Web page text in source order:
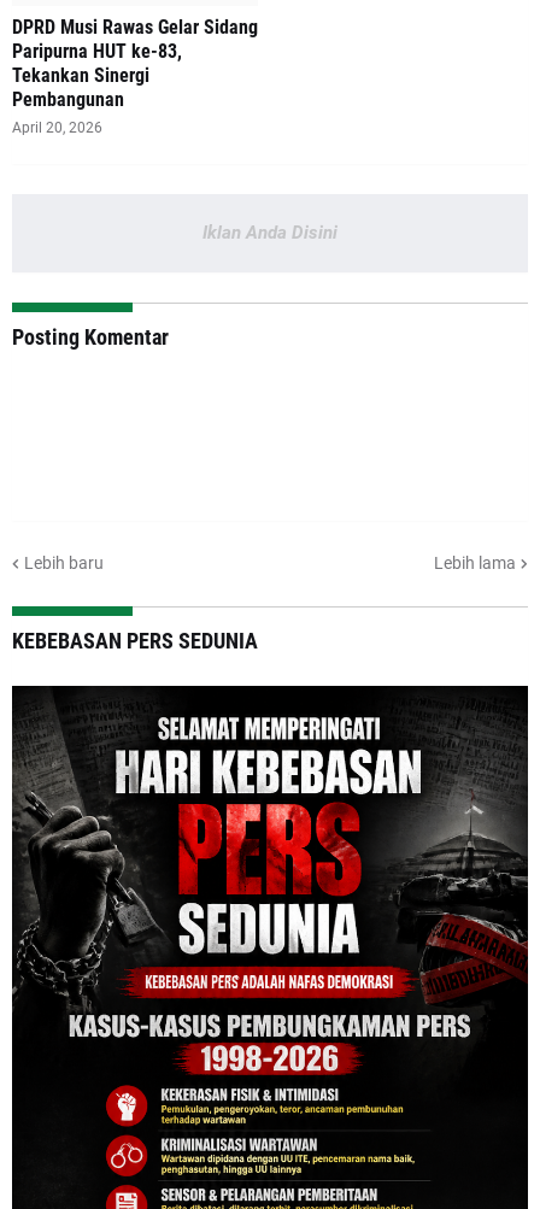
DPRD Musi Rawas Gelar Sidang
Paripurna HUT ke-83,
Tekankan Sinergi
Pembangunan
April 20, 2026
Iklan Anda Disini
Posting Komentar
Lebih baru Lebih lama
KEBEBASAN PERS SEDUNIA